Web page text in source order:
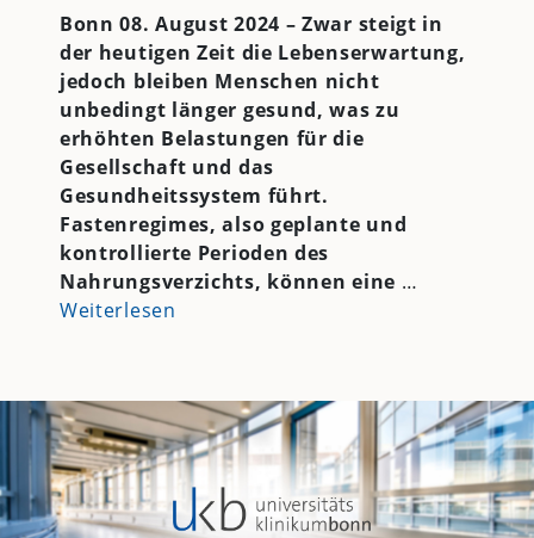
Bonn 08. August 2024 – Zwar steigt in
der heutigen Zeit die Lebenserwartung,
jedoch bleiben Menschen nicht
unbedingt länger gesund, was zu
erhöhten Belastungen für die
Gesellschaft und das
Gesundheitssystem führt.
Fastenregimes, also geplante und
kontrollierte Perioden des
Nahrungsverzichts, können eine …
Weiterlesen